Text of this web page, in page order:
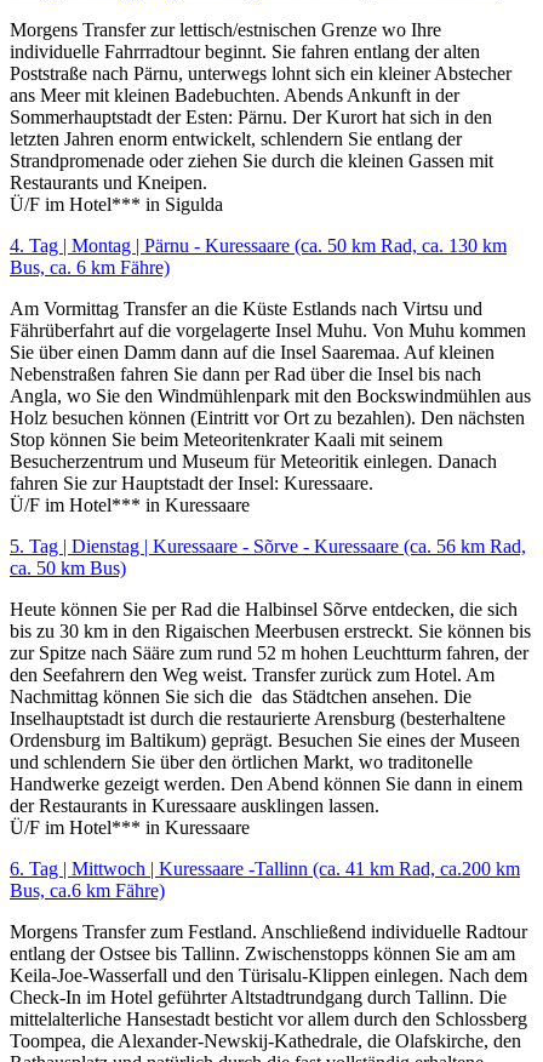
Morgens Transfer zur lettisch/estnischen Grenze wo Ihre
individuelle Fahrrradtour beginnt. Sie fahren entlang der alten
Poststraße nach Pärnu, unterwegs lohnt sich ein kleiner Abstecher
ans Meer mit kleinen Badebuchten. Abends Ankunft in der
Sommerhauptstadt der Esten: Pärnu. Der Kurort hat sich in den
letzten Jahren enorm entwickelt, schlendern Sie entlang der
Strandpromenade oder ziehen Sie durch die kleinen Gassen mit
Restaurants und Kneipen.
Ü/F im Hotel*** in Sigulda
4. Tag | Montag | Pärnu - Kuressaare (ca. 50 km Rad, ca. 130 km
Bus, ca. 6 km Fähre)
Am Vormittag Transfer an die Küste Estlands nach Virtsu und
Fährüberfahrt auf die vorgelagerte Insel Muhu. Von Muhu kommen
Sie über einen Damm dann auf die Insel Saaremaa. Auf kleinen
Nebenstraßen fahren Sie dann per Rad über die Insel bis nach
Angla, wo Sie den Windmühlenpark mit den Bockswindmühlen aus
Holz besuchen können (Eintritt vor Ort zu bezahlen). Den nächsten
Stop können Sie beim Meteoritenkrater Kaali mit seinem
Besucherzentrum und Museum für Meteoritik einlegen. Danach
fahren Sie zur Hauptstadt der Insel: Kuressaare.
Ü/F im Hotel*** in Kuressaare
5. Tag | Dienstag | Kuressaare - Sõrve - Kuressaare (ca. 56 km Rad,
ca. 50 km Bus)
Heute können Sie per Rad die Halbinsel Sõrve entdecken, die sich
bis zu 30 km in den Rigaischen Meerbusen erstreckt. Sie können bis
zur Spitze nach Sääre zum rund 52 m hohen Leuchtturm fahren, der
den Seefahrern den Weg weist. Transfer zurück zum Hotel. Am
Nachmittag können Sie sich die das Städtchen ansehen. Die
Inselhauptstadt ist durch die restaurierte Arensburg (besterhaltene
Ordensburg im Baltikum) geprägt. Besuchen Sie eines der Museen
und schlendern Sie über den örtlichen Markt, wo traditonelle
Handwerke gezeigt werden. Den Abend können Sie dann in einem
der Restaurants in Kuressaare ausklingen lassen.
Ü/F im Hotel*** in Kuressaare
6. Tag | Mittwoch | Kuressaare -Tallinn (ca. 41 km Rad, ca.200 km
Bus, ca.6 km Fähre)
Morgens Transfer zum Festland. Anschließend individuelle Radtour
entlang der Ostsee bis Tallinn. Zwischenstopps können Sie am am
Keila-Joe-Wasserfall und den Türisalu-Klippen einlegen. Nach dem
Check-In im Hotel geführter Altstadtrundgang durch Tallinn. Die
mittelalterliche Hansestadt besticht vor allem durch den Schlossberg
Toompea, die Alexander-Newskij-Kathedrale, die Olafskirche, den